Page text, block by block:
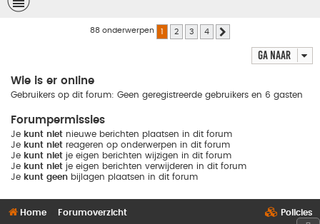
88 onderwerpen 1 2 3 4
Ga naar
Wie is er online
Gebruikers op dit forum: Geen geregistreerde gebruikers en 6 gasten
Forumpermissies
Je kunt niet nieuwe berichten plaatsen in dit forum
Je kunt niet reageren op onderwerpen in dit forum
Je kunt niet je eigen berichten wijzigen in dit forum
Je kunt niet je eigen berichten verwijderen in dit forum
Je kunt geen bijlagen plaatsen in dit forum
Home Forumoverzicht Policies